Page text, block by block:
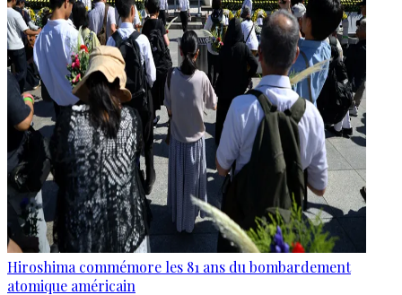
Hiroshima commémore les 81 ans du bombardement
atomique américain